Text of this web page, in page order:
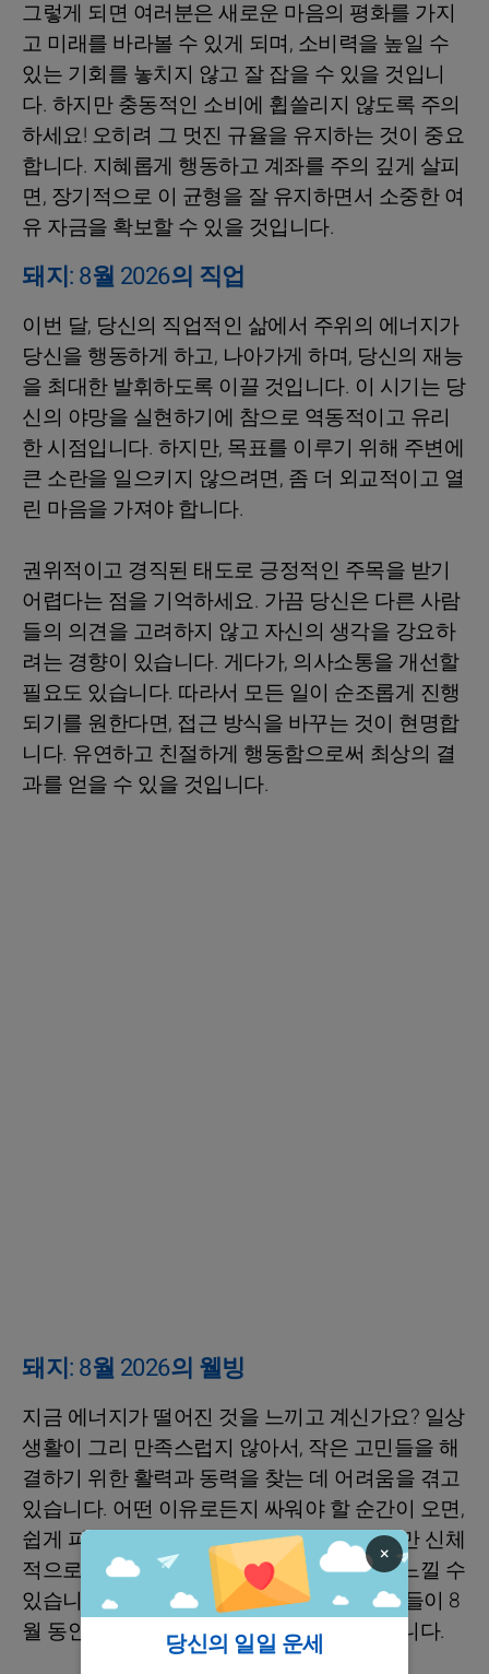
그렇게 되면 여러분은 새로운 마음의 평화를 가지
고 미래를 바라볼 수 있게 되며, 소비력을 높일 수
있는 기회를 놓치지 않고 잘 잡을 수 있을 것입니
다. 하지만 충동적인 소비에 휩쓸리지 않도록 주의
하세요! 오히려 그 멋진 규율을 유지하는 것이 중요
합니다. 지혜롭게 행동하고 계좌를 주의 깊게 살피
면, 장기적으로 이 균형을 잘 유지하면서 소중한 여
유 자금을 확보할 수 있을 것입니다.
돼지: 8월 2026의 직업
이번 달, 당신의 직업적인 삶에서 주위의 에너지가
당신을 행동하게 하고, 나아가게 하며, 당신의 재능
을 최대한 발휘하도록 이끌 것입니다. 이 시기는 당
신의 야망을 실현하기에 참으로 역동적이고 유리
한 시점입니다. 하지만, 목표를 이루기 위해 주변에
큰 소란을 일으키지 않으려면, 좀 더 외교적이고 열
린 마음을 가져야 합니다.
권위적이고 경직된 태도로 긍정적인 주목을 받기
어렵다는 점을 기억하세요. 가끔 당신은 다른 사람
들의 의견을 고려하지 않고 자신의 생각을 강요하
려는 경향이 있습니다. 게다가, 의사소통을 개선할
필요도 있습니다. 따라서 모든 일이 순조롭게 진행
되기를 원한다면, 접근 방식을 바꾸는 것이 현명합
니다. 유연하고 친절하게 행동함으로써 최상의 결
과를 얻을 수 있을 것입니다.
돼지: 8월 2026의 웰빙
지금 에너지가 떨어진 것을 느끼고 계신가요? 일상
생활이 그리 만족스럽지 않아서, 작은 고민들을 해
결하기 위한 활력과 동력을 찾는 데 어려움을 겪고
있습니다. 어떤 이유로든지 싸워야 할 순간이 오면,
쉽게 피하고 싶은 마음이 드는 법이죠. 하지만 신체
적으로 활동에 참여하면 다시 한 번 웰빙을 느낄 수
있습니다. 일 외에 즐길 거리가 있다면, 그것들이 8
월 동안 기분을 좋게 해주는 열쇠가 될 것입니다.
×
당신의 일일 운세